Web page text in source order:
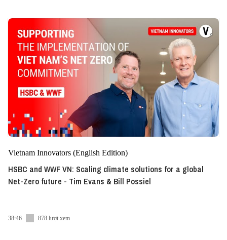
Vietnam Innovators (English Edition)
HSBC and WWF VN: Scaling climate solutions for a global
Net-Zero future - Tim Evans & Bill Possiel
38:46 878 lượt xem